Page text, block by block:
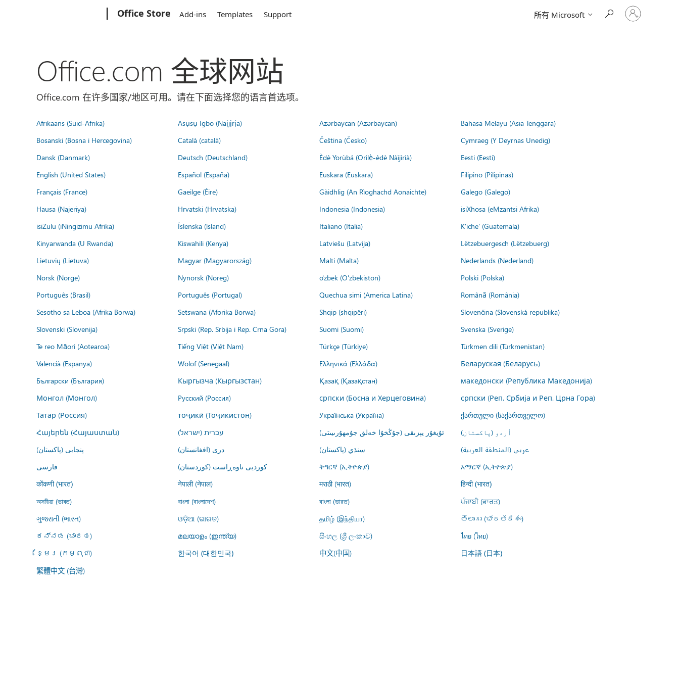
Office Store Add-ins Templates Support 所有 Microsoft
请
登
Office.com 全球网站
Office.com 在许多国家/地区可用。请在下面选择您的语言首选项。
Afrikaans (Suid-Afrika) Asụsụ Igbo (Naịjịrịa) Azərbaycan (Azərbaycan)
Bahasa Melayu (Asia Tenggara)
Bosanski (Bosna i Hercegovina)
Català (català) Čeština (Česko)
Cymraeg (Y Deyrnas Unedig)
Dansk (Danmark)
Deutsch (Deutschland) Èdè Yorùbá (Orilẹ̀-èdè Nàìjíríà)
Eesti (Eesti)
English (United States)
Español (España) Euskara (Euskara)
Filipino (Pilipinas)
Français (France)
Gaeilge (Éire) Gàidhlig (An Rìoghachd Aonaichte)
Galego (Galego)
Hausa (Najeriya)
Hrvatski (Hrvatska) Indonesia (Indonesia)
isiXhosa (eMzantsi Afrika)
isiZulu (iNingizimu Afrika)
Íslenska (ísland) Italiano (Italia)
K'iche' (Guatemala)
Kinyarwanda (U Rwanda)
Kiswahili (Kenya) Latviešu (Latvija)
Lëtzebuergesch (Lëtzebuerg)
Lietuvių (Lietuva)
Magyar (Magyarország) Malti (Malta)
Nederlands (Nederland)
Norsk (Norge)
Nynorsk (Noreg) o'zbek (O'zbekiston)
Polski (Polska)
Português (Brasil)
Português (Portugal) Quechua simi (America Latina)
Română (România)
Sesotho sa Leboa (Afrika Borwa)
Setswana (Aforika Borwa) Shqip (shqipëri)
Slovenčina (Slovenská republika)
Slovenski (Slovenija)
Srpski (Rep. Srbija i Rep. Crna Gora) Suomi (Suomi)
Svenska (Sverige)
Te reo Māori (Aotearoa)
Tiếng Việt (Việt Nam) Türkçe (Türkiye)
Türkmen dili (Türkmenistan)
Valencià (Espanya)
Wolof (Senegaal) Ελληνικά (Ελλάδα)
Беларуская (Беларусь)
Български (България)
Кыргызча (Кыргызстан) Қазақ (Қазақстан)
македонски (Република Македонија)
Монгол (Монгол)
Русский (Россия) српски (Босна и Херцеговина)
српски (Реп. Србија и Реп. Црна Гора)
Татар (Россия)
тоҷикӣ (Тоҷикистон) Українська (Україна)
ქართული (საქართველო)
Հայերեն (Հայաստան)
עברית (ישראל) ئۇيغۇر يېزىقى (جۇڭخۇا خەلق جۇمھۇرىيىتى)
اُردو (پاکستان)
پنجابی (پاکستان)
درى (افغانستان) سنڌي (پاکستان)
عربي (المنطقة العربية)
فارسى
کوردیی ناوەڕاست (کوردستان) ትግርኛ (ኢትዮጵያ) አማርኛ (ኢትዮጵያ)
कोंकणी (भारत) नेपाली (नेपाल) मराठी (भारत) हिन्दी (भारत)
অসমীয়া (ভাৰত) বাংলা (বাংলাদেশ) বাংলা (ভারত)
ਪੰਜਾਬੀ (ਭਾਰਤ)
ગુજરાતી (ભારત)
ଓଡ଼ିଆ (ଭାରତ) தமிழ் (இந்தியா)
తెలుగు (భారతదేశం)
ಕನ್ನಡ (ಭಾರತ)
മലയാളം (ഇന്ത്യ) සිංහල (ශ්‍රී ලංකාව)
ไทย (ไทย)
ខ្មែរ (កម្ពុជា)
한국어 (대한민국) 中文(中国) 日本語 (日本)
繁體中文 (台灣)